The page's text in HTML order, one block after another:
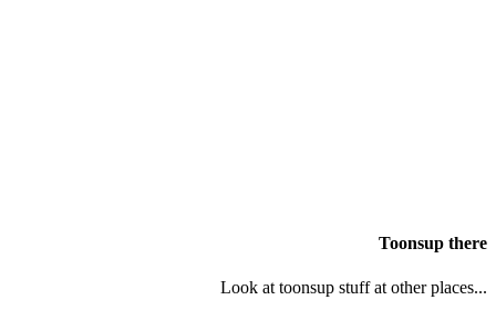
Toonsup there
Look at toonsup stuff at other places...